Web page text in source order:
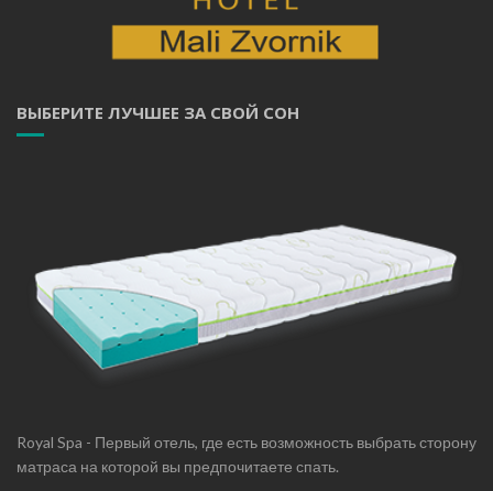
ВЫБЕРИТЕ ЛУЧШЕЕ ЗА СВОЙ СОН
Royal Spa - Первый отель, где есть возможность выбрать сторону
матраса на которой вы предпочитаете спать.